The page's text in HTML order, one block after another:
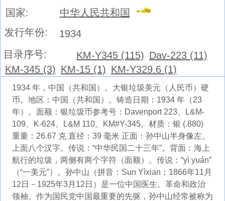
国家:
中华人民共和国
发行年份:
1934
目录序号:
KM-Y345 (115) Dav-223 (11)
KM-345 (3) KM-15 (1) KM-Y329.6 (1)
1934 年，中国（共和国）。大银垃圾美元（人民币）硬
币。地区：中国（共和国）。铸造日期：1934 年（23
年）。面额：银垃圾币参考号：Davenport 223、L&M-
109、K-624、L&M 110、KM#Y-345。材质：银 (.880)
重量：26.67 克 直径：39 毫米 正面：孙中山半身像左。
上面八个汉字。传说：“中华民国二十三年”。背面：海上
航行的垃圾，两侧有两个字符（面额）。传说：“yì yuán”
（“一美元”）。孙中山（拼音：Sun Yìxian；1866年11月
12日－1925年3月12日）是一位中国医生、革命和政治
领袖。作为国民党中国最重要的先驱，孙中山经常被称为